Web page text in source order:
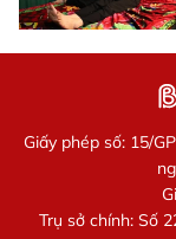
Giấy phép số: 15/
Trụ sở chính: Số